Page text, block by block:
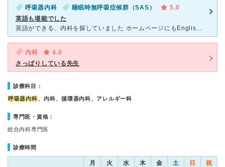
呼吸器内科 睡眠時無呼吸症候群（SAS）
5.0
英語も堪能でした
英語ができる、内科を探していました ホームページにもEnglish speaker受け入れますと書いてあり、期待して受診しました 日本語があまり出来ない夫の受診でした 院内は、本当にとても綺麗で
内科
4.0
さっぱりしている先生
診療科目：
呼吸器内科 、内科、循環器内科、アレルギー科
専門医・資格：
総合内科専門医
診療時間
月 火 水 木 金 土 日 祝